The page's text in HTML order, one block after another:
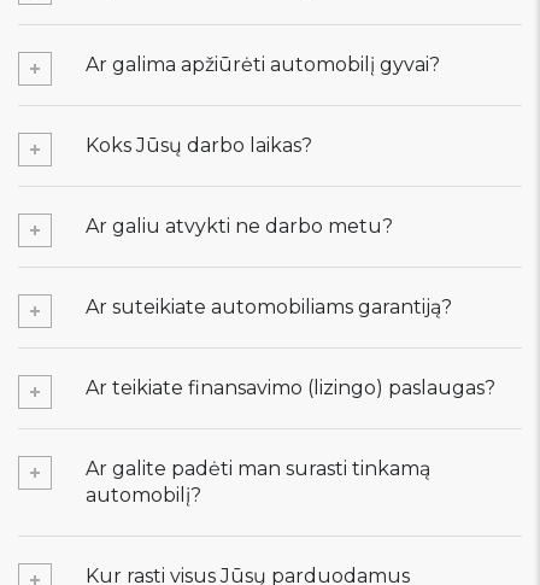
Ar galima apžiūrėti automobilį gyvai?
Koks Jūsų darbo laikas?
Ar galiu atvykti ne darbo metu?
Ar suteikiate automobiliams garantiją?
Ar teikiate finansavimo (lizingo) paslaugas?
Ar galite padėti man surasti tinkamą
automobilį?
Kur rasti visus Jūsų parduodamus